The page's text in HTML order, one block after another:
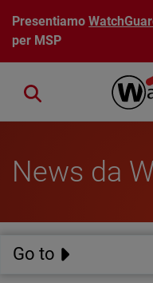
Salta al contenuto
Presentiamo
per MSP
Close search
News da
Go to